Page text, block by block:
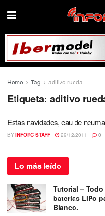
Home Tag aditivo rueda
Etiqueta: aditivo
Estas navidades, eau de
BY INFORC STAFF 29/12/2011 0
Lo más leído
Tutorial –
baterías LiPo
Blanco.